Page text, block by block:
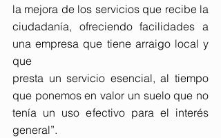
la mejora de los servicios que recibe la
ciudadanía, ofreciendo facilidades a
una empresa que tiene arraigo local y
que
presta un servicio esencial, al tiempo
que ponemos en valor un suelo que no
tenía un uso efectivo para el interés
general”.